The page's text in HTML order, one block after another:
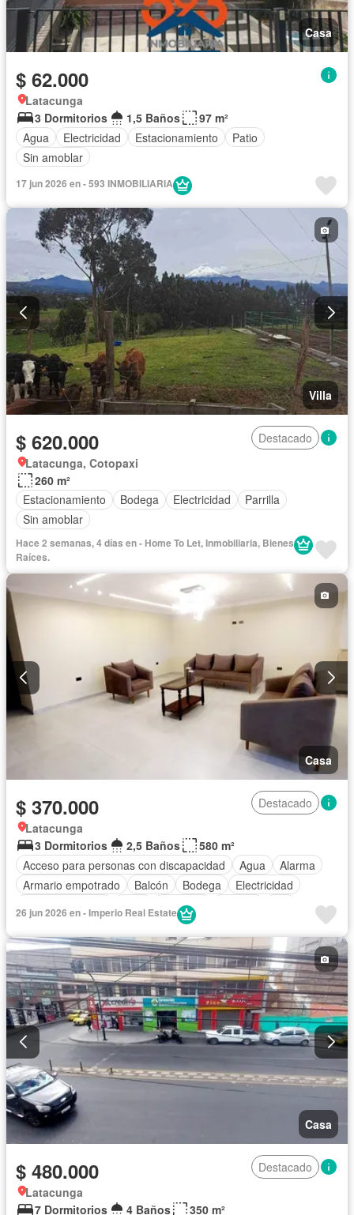
Casa
$ 62.000
Latacunga
3 Dormitorios
1,5 Baños
97 m²
Agua
Electricidad Estacionamiento
Patio
Sin amoblar
17 jun 2026 en - 593 INMOBILIARIA
Villa
$ 620.000
Destacado
Latacunga, Cotopaxi
260 m²
Estacionamiento
Bodega Electricidad
Parrilla
Sin amoblar
Hace 2 semanas, 4 días en - Home To Let, Inmobiliaria, Bienes
Raíces.
Casa
$ 370.000
Destacado
Latacunga
3 Dormitorios
2,5 Baños
580 m²
Acceso para personas con discapacidad
Agua
Alarma
Armario empotrado
Balcón Bodega
Electricidad
Conserje
Parcialmente amoblado
26 jun 2026 en - Imperio Real Estate
Casa
$ 480.000
Destacado
Latacunga
7 Dormitorios
4 Baños 350 m²